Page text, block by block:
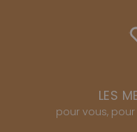
LES
pour vous,